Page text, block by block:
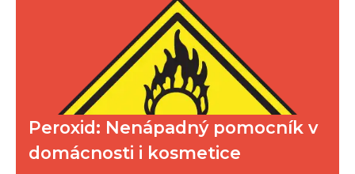
Peroxid: Nenápadný pomocník v
domácnosti i kosmetice